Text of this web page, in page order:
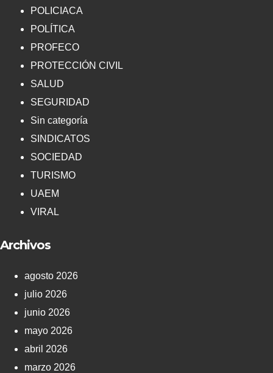
POLICIACA
POLÍTICA
PROFECO
PROTECCIÓN CIVIL
SALUD
SEGURIDAD
Sin categoría
SINDICATOS
SOCIEDAD
TURISMO
UAEM
VIRAL
Archivos
agosto 2026
julio 2026
junio 2026
mayo 2026
abril 2026
marzo 2026